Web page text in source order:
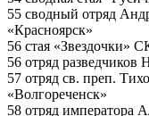
55 сводный отряд
«Красноярск»
56 стая «Звездочки»
56 отряд
57 отряд св. преп.
«Волгореченск»
58 отряд императора